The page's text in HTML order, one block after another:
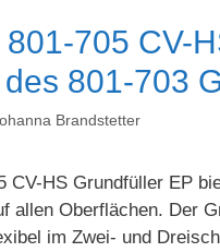
705 CV-
801-703
Brandstetter
CV-HS Grundfüller EP
allen Oberflächen. Der
im Zwei- und